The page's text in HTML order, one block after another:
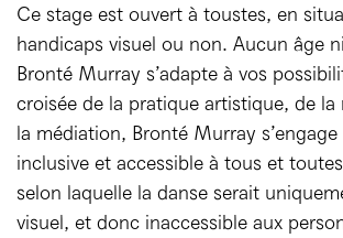
Ce stage est ouvert à toustes, en
handicaps visuel ou non. Aucun âge
Bronté Murray s’adapte à vos
croisée de la pratique artistique, de la
la médiation, Bronté Murray
inclusive et accessible à tous et
selon laquelle la danse serait
visuel, et donc inaccessible aux